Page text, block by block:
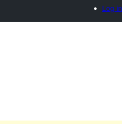
Log in